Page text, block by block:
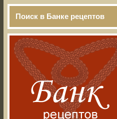
Поиск в Банке рецептов